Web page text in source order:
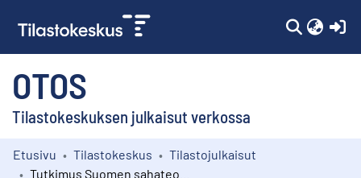
OTOS
Tilastokeskuksen julkaisut verkossa
Kokoelmat
Etusivu Tilastokeskus
Tilastojulkaisut